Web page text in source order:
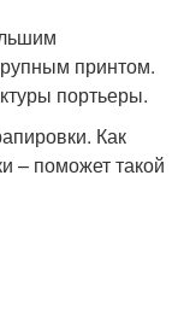
принтом.
портьеры.
Как
– поможет такой